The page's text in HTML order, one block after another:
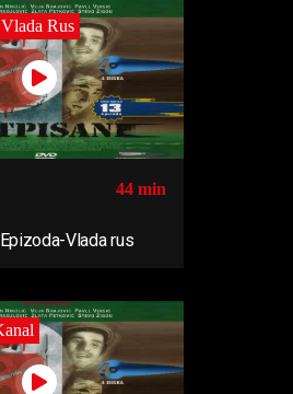
Rus
44 min
Vlada rus